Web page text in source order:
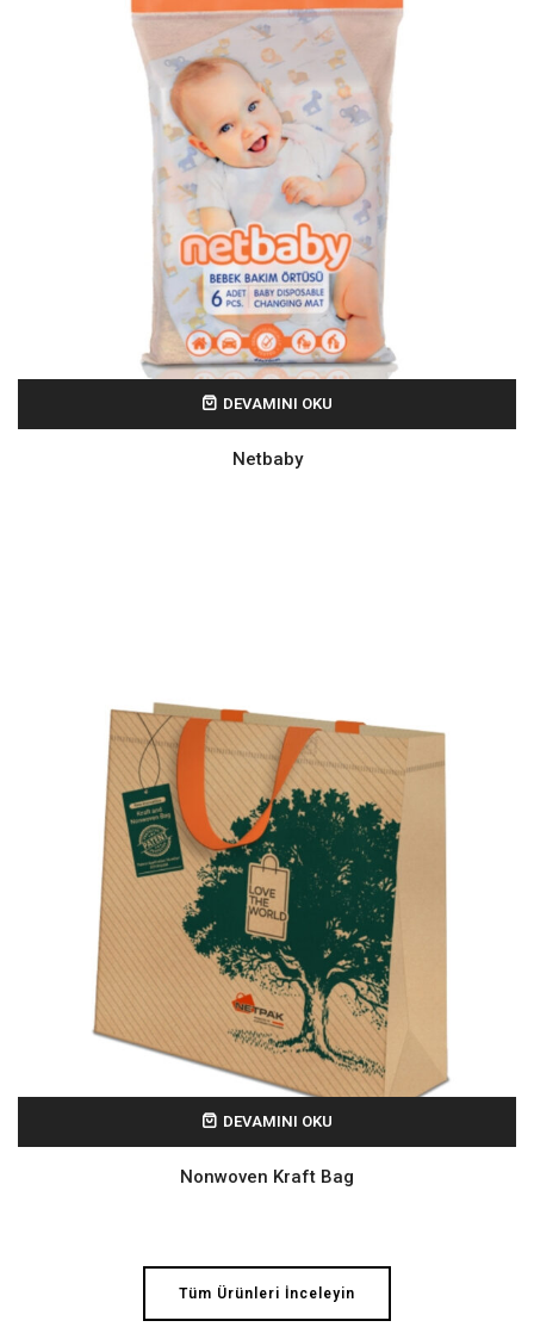
DEVAMINI OKU
Netbaby
DEVAMINI OKU
Nonwoven Kraft Bag
Tüm Ürünleri İnceleyin